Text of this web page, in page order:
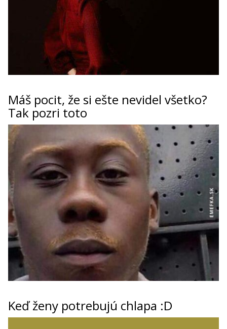
Máš pocit, že si ešte nevidel všetko?
Tak pozri toto
Keď ženy potrebujú chlapa :D